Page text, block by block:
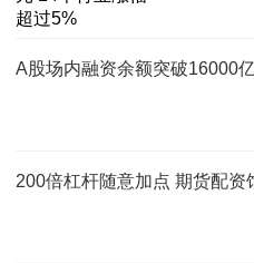
A股场内融资余额突破16000
200倍杠杆随意加点 期货配资